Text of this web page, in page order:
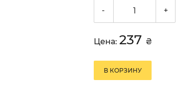
- +
Цена: 237 ₴
В КОРЗИНУ